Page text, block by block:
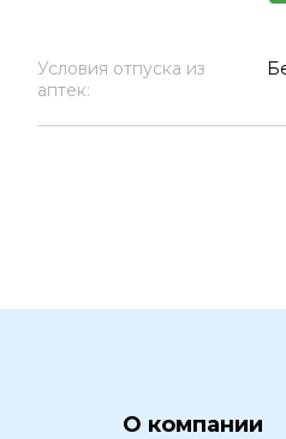
Условия отпуска из
аптек:
О компании